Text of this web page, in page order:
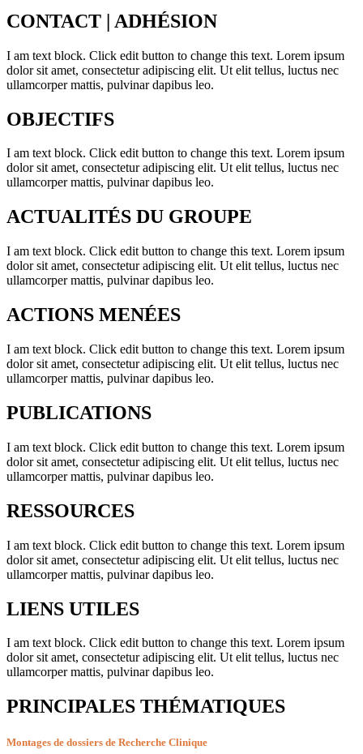
CONTACT | ADHÉSION
I am text block. Click edit button to change this text. Lorem ipsum
dolor sit amet, consectetur adipiscing elit. Ut elit tellus, luctus nec
ullamcorper mattis, pulvinar dapibus leo.
OBJECTIFS
I am text block. Click edit button to change this text. Lorem ipsum
dolor sit amet, consectetur adipiscing elit. Ut elit tellus, luctus nec
ullamcorper mattis, pulvinar dapibus leo.
ACTUALITÉS DU GROUPE
I am text block. Click edit button to change this text. Lorem ipsum
dolor sit amet, consectetur adipiscing elit. Ut elit tellus, luctus nec
ullamcorper mattis, pulvinar dapibus leo.
ACTIONS MENÉES
I am text block. Click edit button to change this text. Lorem ipsum
dolor sit amet, consectetur adipiscing elit. Ut elit tellus, luctus nec
ullamcorper mattis, pulvinar dapibus leo.
PUBLICATIONS
I am text block. Click edit button to change this text. Lorem ipsum
dolor sit amet, consectetur adipiscing elit. Ut elit tellus, luctus nec
ullamcorper mattis, pulvinar dapibus leo.
RESSOURCES
I am text block. Click edit button to change this text. Lorem ipsum
dolor sit amet, consectetur adipiscing elit. Ut elit tellus, luctus nec
ullamcorper mattis, pulvinar dapibus leo.
LIENS UTILES
I am text block. Click edit button to change this text. Lorem ipsum
dolor sit amet, consectetur adipiscing elit. Ut elit tellus, luctus nec
ullamcorper mattis, pulvinar dapibus leo.
PRINCIPALES THÉMATIQUES
Montages de dossiers de Recherche Clinique